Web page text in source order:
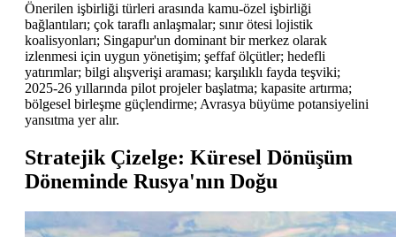
Önerilen işbirliği türleri arasında kamu-özel işbirliği
bağlantıları; çok taraflı anlaşmalar; sınır ötesi lojistik
koalisyonları; Singapur'un dominant bir merkez olarak
izlenmesi için uygun yönetişim; şeffaf ölçütler; hedefli
yatırımlar; bilgi alışverişi araması; karşılıklı fayda teşviki;
2025-26 yıllarında pilot projeler başlatma; kapasite artırma;
bölgesel birleşme güçlendirme; Avrasya büyüme potansiyelini
yansıtma yer alır.
Stratejik Çizelge: Küresel Dönüşüm
Döneminde Rusya'nın Doğu